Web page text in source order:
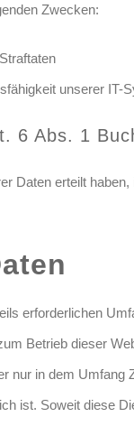
Zwecken:
unserer IT-
6 Abs. 1
Daten erteilt
erforderlichen
Betrieb dieser
nur in dem Umfang
ist. Soweit diese